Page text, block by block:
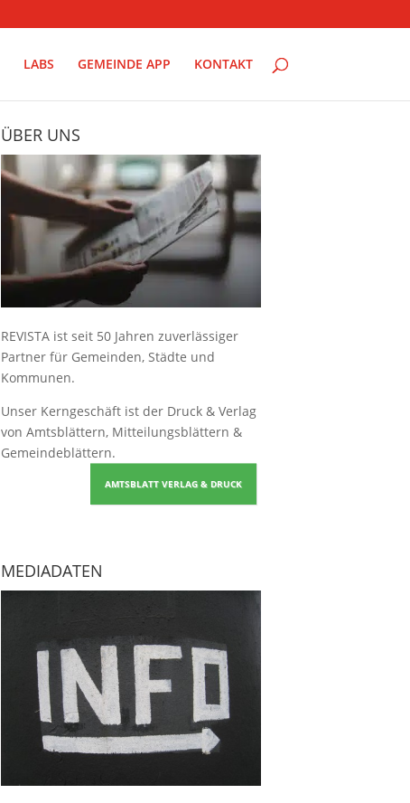
LABS GEMEINDE APP KONTAKT
ÜBER UNS
REVISTA ist seit 50 Jahren zuverlässiger
Partner für Gemeinden, Städte und
Kommunen.
Unser Kerngeschäft ist der Druck & Verlag
von Amtsblättern, Mitteilungsblättern &
Gemeindeblättern.
AMTSBLATT VERLAG & DRUCK
MEDIADATEN